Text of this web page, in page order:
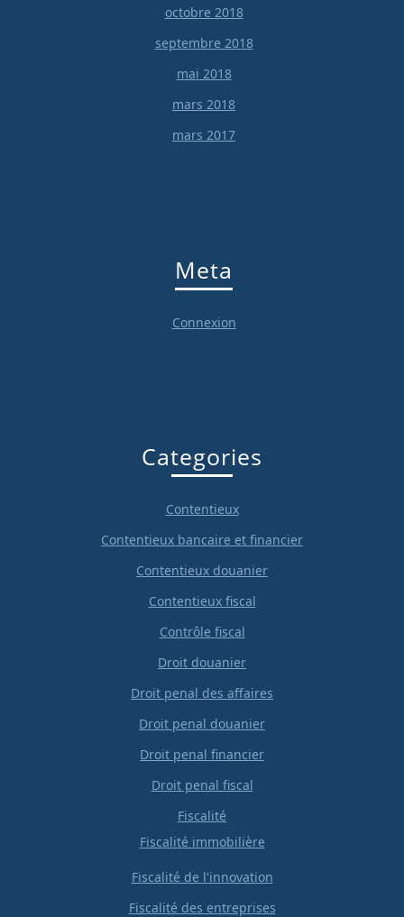
octobre 2018
septembre 2018
mai 2018
mars 2018
mars 2017
Meta
Connexion
Categories
Contentieux
Contentieux bancaire et financier
Contentieux douanier
Contentieux fiscal
Contrôle fiscal
Droit douanier
Droit penal des affaires
Droit penal douanier
Droit penal financier
Droit penal fiscal
Fiscalité
Fiscalité immobilière
Fiscalité de l'innovation
Fiscalité des entreprises